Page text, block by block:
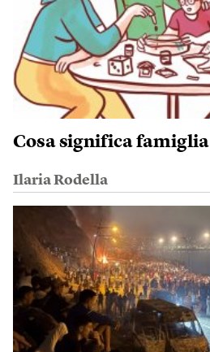
Cosa significa famiglia
Ilaria Rodella